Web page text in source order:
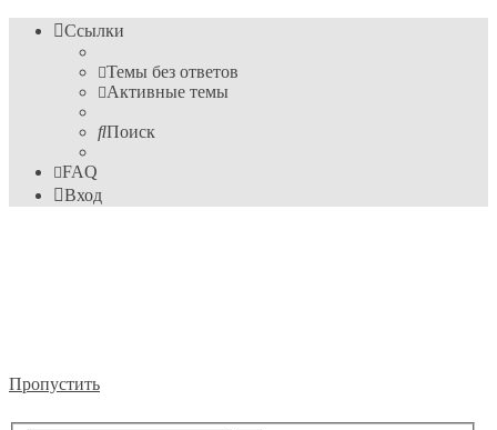
Ссылки
Темы без ответов
Активные темы
Поиск
FAQ
Вход
Пропустить